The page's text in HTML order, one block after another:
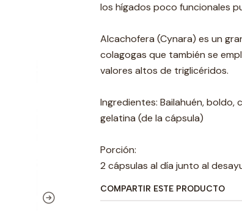
los hígados poco funcionales
Alcachofera (Cynara) es un
colagogas que también se
valores altos de triglicéridos.
Ingredientes: Bailahuén, boldo,
gelatina (de la cápsula)
Porción:
2 cápsulas al día junto al
COMPARTIR ESTE PRODUCTO